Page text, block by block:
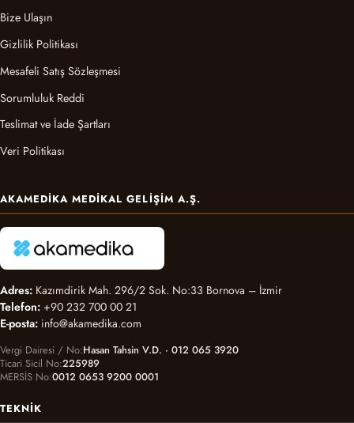
Bize Ulaşın
Gizlilik Politikası
Mesafeli Satış Sözleşmesi
Sorumluluk Reddi
Teslimat ve İade Şartları
Veri Politikası
AKAMEDIKA MEDIKAL GELIŞIM A.Ş.
Adres: Kazımdirik Mah. 296/2 Sok. No:33 Bornova – İzmir
Telefon: +90 232 700 00 21
E-posta: info@akamedika.com
Vergi Dairesi / No Hasan Tahsin V.D. · 012 065 3920
Ticari Sicil No 225989
MERSİS No 0012 0653 9200 0001
TEKNIK